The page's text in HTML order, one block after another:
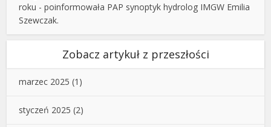
roku - poinformowała PAP synoptyk hydrolog IMGW Emilia
Szewczak.
Zobacz artykuł z przeszłości
marzec 2025 (1)
styczeń 2025 (2)